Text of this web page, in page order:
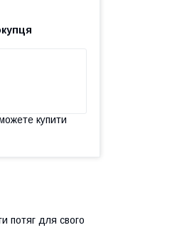
купити
потяг для свого